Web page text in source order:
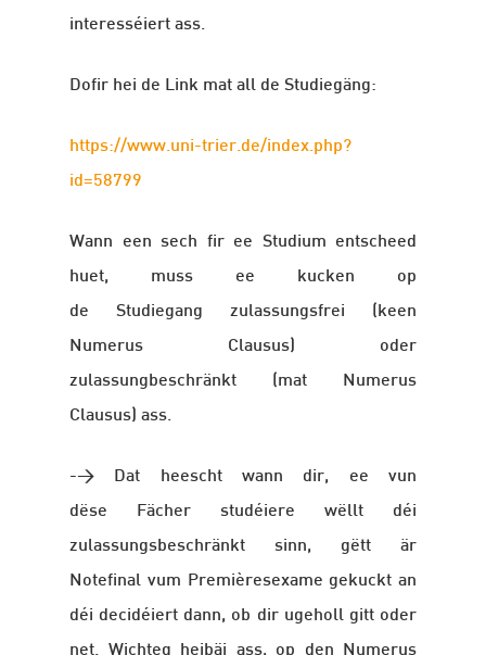
interesséiert ass.
Dofir hei de Link mat all de Studiegäng:
https://www.uni-trier.de/index.php?
id=58799
Wann een sech fir ee Studium entscheed
huet, muss ee kucken op
de Studiegang zulassungsfrei (keen
Numerus Clausus) oder
zulassungbeschränkt (mat Numerus
Clausus) ass.
-> Dat heescht wann dir, ee vun
dëse Fächer studéiere wëllt déi
zulassungsbeschränkt sinn, gëtt är
Notefinal vum Premièresexame gekuckt an
déi decidéiert dann, ob dir ugeholl gitt oder
net. Wichteg heibäi ass, op den Numerus